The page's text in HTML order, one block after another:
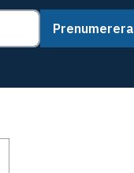
Prenumerera